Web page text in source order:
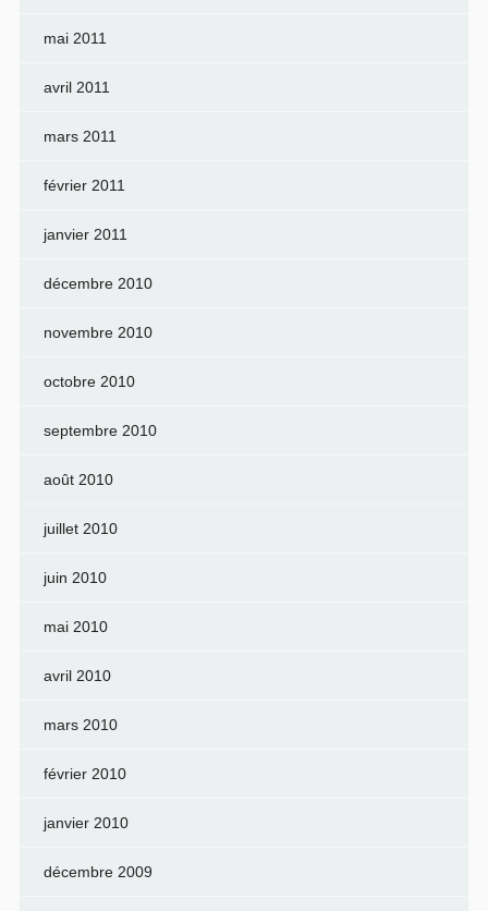
mai 2011
avril 2011
mars 2011
février 2011
janvier 2011
décembre 2010
novembre 2010
octobre 2010
septembre 2010
août 2010
juillet 2010
juin 2010
mai 2010
avril 2010
mars 2010
février 2010
janvier 2010
décembre 2009